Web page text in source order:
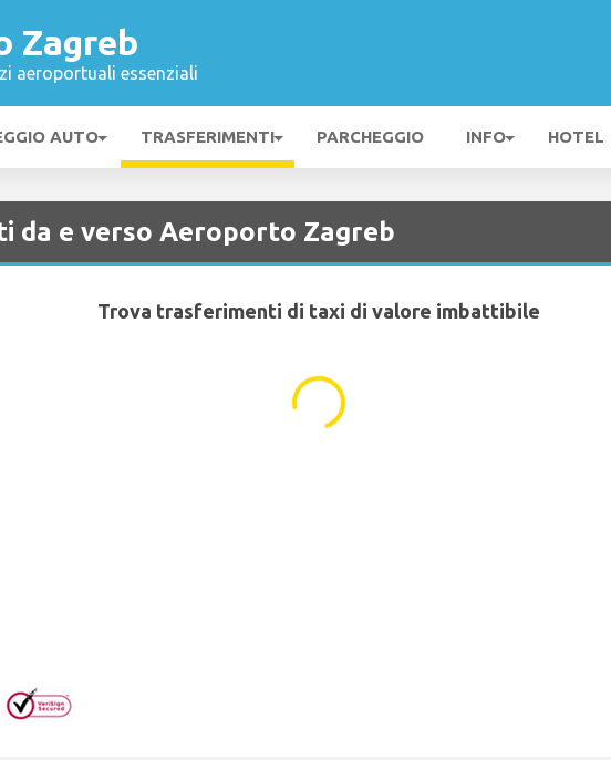
Zagreb
aeroportuali essenziali
AUTO TRASFERIMENTI PARCHEGGIO INFO HOTEL
da e verso Aeroporto Zagreb
Trova trasferimenti di taxi di valore imbattibile